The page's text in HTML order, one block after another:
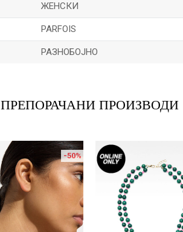
ЖЕНСКИ
PARFOIS
РАЗНОБОЈНО
ПРЕПОРАЧАНИ ПРОИЗВОДИ
-50%